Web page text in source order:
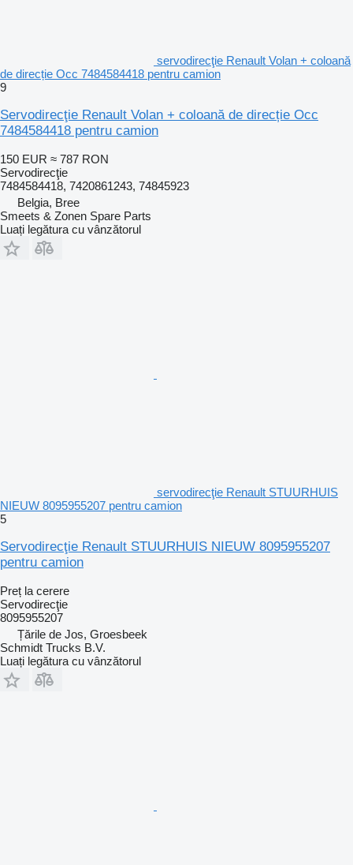
servodirecţie Renault Volan + coloană
de direcție Occ 7484584418 pentru camion
9
Servodirecţie Renault Volan + coloană de direcție Occ
7484584418 pentru camion
150 EUR ≈ 787 RON
Servodirecţie
7484584418, 7420861243, 74845923
Belgia, Bree
Smeets & Zonen Spare Parts
Luați legătura cu vânzătorul
servodirecţie Renault STUURHUIS
NIEUW 8095955207 pentru camion
5
Servodirecţie Renault STUURHUIS NIEUW 8095955207
pentru camion
Preț la cerere
Servodirecţie
8095955207
Țările de Jos, Groesbeek
Schmidt Trucks B.V.
Luați legătura cu vânzătorul